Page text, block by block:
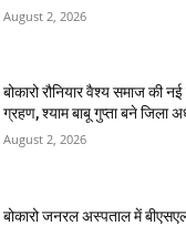
August 2, 2026
बोकारो रौनियार वैश्य समाज की
ग्रहण, श्याम बाबू गुप्ता बने जिला
August 2, 2026
बोकारो जनरल अस्पताल में